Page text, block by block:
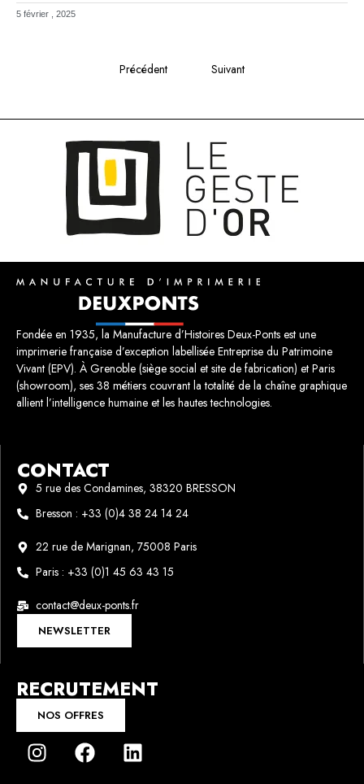
5 février , 2025
Précédent Suivant
Fondée en 1935, la Manufacture d’Histoires Deux-Ponts est une
imprimerie française d’exception labellisée Entreprise du Patrimoine
Vivant (EPV). À Grenoble (siège social et site de fabrication) et Paris
(showroom), ses 38 métiers couvrant la totalité de la chaîne graphique
allient l’intelligence humaine et les hautes technologies.
CONTACT
5 rue des Condamines, 38320 BRESSON
Bresson : +33 (0)4 38 24 14 24
22 rue de Marignan, 75008 Paris
Paris : +33 (0)1 45 63 43 15
contact@deux-ponts.fr
NEWSLETTER
RECRUTEMENT
NOS OFFRES